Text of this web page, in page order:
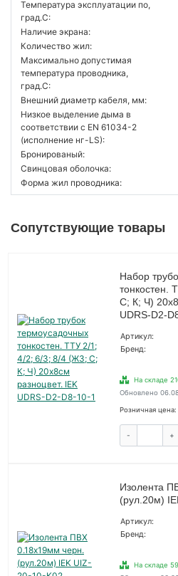
Температура эксплуатации по,
град.C:
Наличие экрана:
Количество жил:
Максимально допустимая
температура проводника,
град.C:
Внешний диаметр кабеля, мм:
Низкое выделение дыма в
соответствии с EN 61034-2
(исполнение нг-LS):
Бронированый:
Свинцовая оболочка:
Форма жил проводника:
Сопутствующие товары
Набор
тонкостен.
С; К; Ч)
UDRS-D2-
Артикул:
Бренд:
На складе
Обновлено
Розничная цена:
- +
Изолента
(рул.20м)
Артикул:
Бренд:
На складе